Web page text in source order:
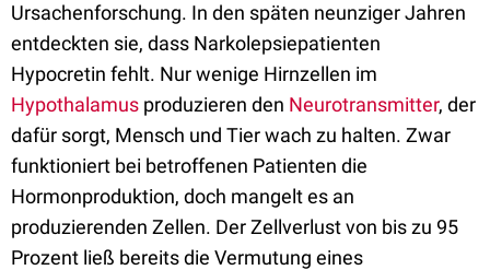
Ursachenforschung. In den späten neunziger Jahren
entdeckten sie, dass Narkolepsiepatienten
Hypocretin fehlt. Nur wenige Hirnzellen im
Hypothalamus produzieren den Neurotransmitter, der
dafür sorgt, Mensch und Tier wach zu halten. Zwar
funktioniert bei betroffenen Patienten die
Hormonproduktion, doch mangelt es an
produzierenden Zellen. Der Zellverlust von bis zu 95
Prozent ließ bereits die Vermutung eines